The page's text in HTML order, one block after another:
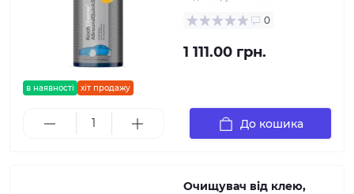
в наявності хіт продажу
0
1 111.00 грн.
До кошика
Очищувач від клею,